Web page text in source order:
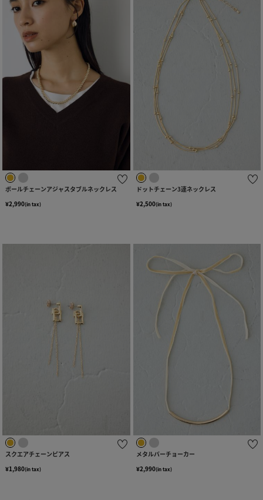
ボールチェーンアジャスタブルネックレス
¥2,990(in tax)
ドットチェーン3連ネックレス
¥2,500(in tax)
スクエアチェーンピアス
¥1,980(in tax)
メタルバーチョーカー
¥2,990(in tax)